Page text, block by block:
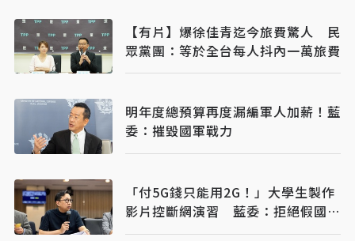
【有片】爆徐佳青迄今旅費驚人 民
眾黨團：等於全台每人抖內一萬旅費
明年度總預算再度漏編軍人加薪！藍
委：摧毀國軍戰力
「付5G錢只能用2G！」大學生製作
影片控斷網演習 藍委：拒絕假國安
假警報